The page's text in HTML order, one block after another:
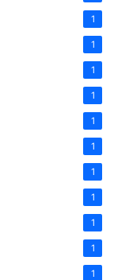
1
1
1
1
1
1
1
1
1
1
1